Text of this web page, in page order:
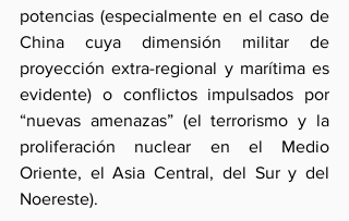
potencias (especialmente en el caso de
China cuya dimensión militar de
proyección extra-regional y marítima es
evidente) o conflictos impulsados por
“nuevas amenazas” (el terrorismo y la
proliferación nuclear en el Medio
Oriente, el Asia Central, del Sur y del
Noereste).